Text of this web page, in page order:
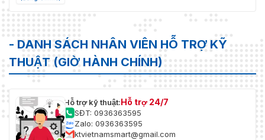
- DANH SÁCH NHÂN VIÊN HỖ TRỢ KỸ
THUẬT (GIỜ HÀNH CHÍNH)
Hỗ trợ kỹ thuật:Hỗ trợ 24/7
SĐT: 0936363595
Zalo: 0936363595
ktvietnamsmart@gmail.com